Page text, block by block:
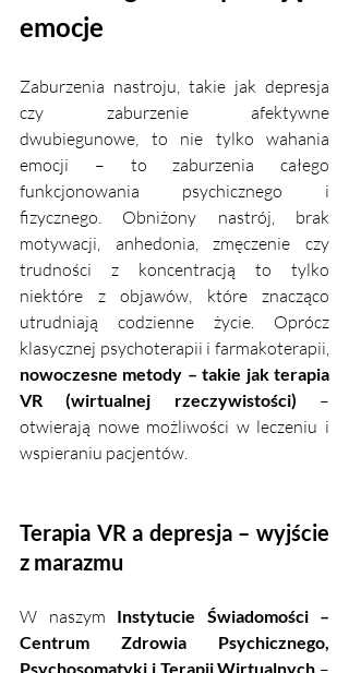
emocje
Zaburzenia nastroju, takie jak depresja
czy zaburzenie afektywne
dwubiegunowe, to nie tylko wahania
emocji – to zaburzenia całego
funkcjonowania psychicznego i
fizycznego. Obniżony nastrój, brak
motywacji, anhedonia, zmęczenie czy
trudności z koncentracją to tylko
niektóre z objawów, które znacząco
utrudniają codzienne życie. Oprócz
nowoczesne metody – takie jak terapia
VR (wirtualnej rzeczywistości) –
otwierają nowe możliwości w leczeniu i
wspieraniu pacjentów.
Terapia VR a depresja – wyjście
z marazmu
W naszym Instytucie Świadomości –
Centrum Zdrowia Psychicznego,
Psychosomatyki i Terapii Wirtualnych –